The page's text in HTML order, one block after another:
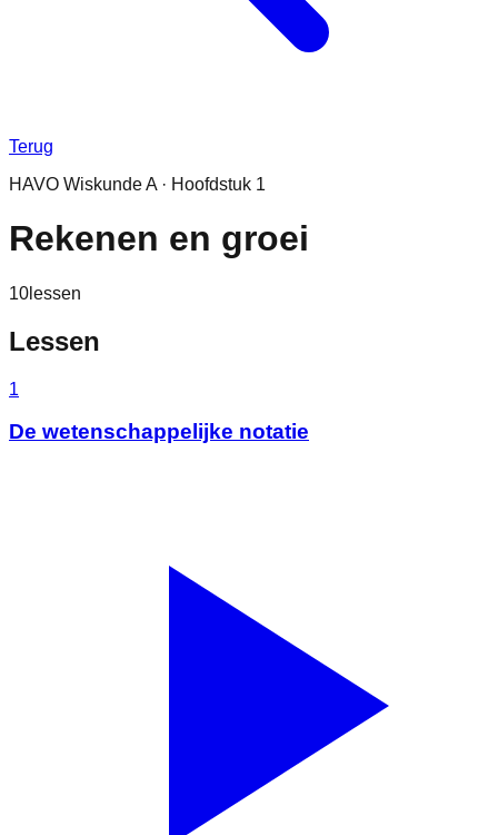
Terug
HAVO Wiskunde A · Hoofdstuk 1
Rekenen en groei
10 lessen
Lessen
1
De wetenschappelijke notatie